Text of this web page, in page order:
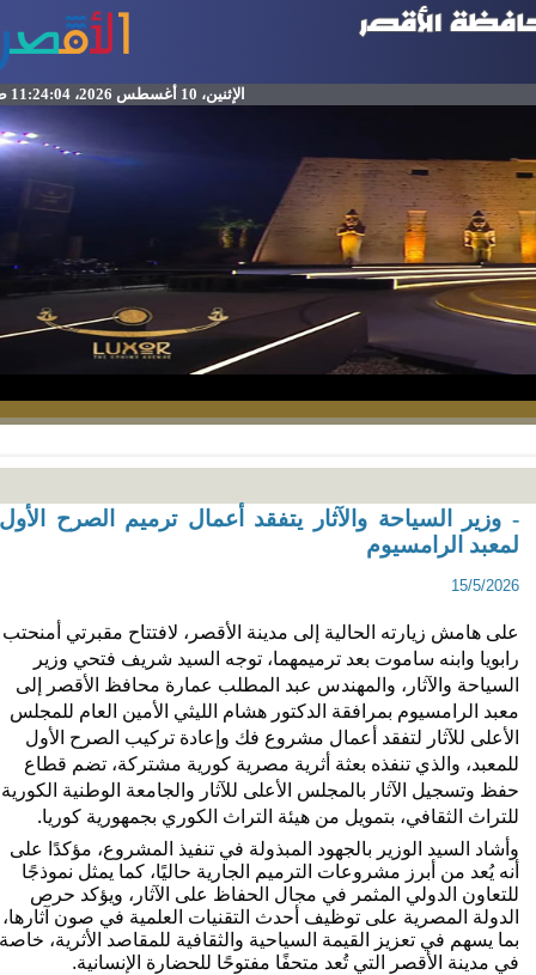
الإثنين، 10 أغسطس 2026، 11:24:04 ص
⁠وزير السياحة والآثار يتفقد أعمال ترميم الصرح الأول
الرامسيوم
15/5/
على هامش زيارته الحالية إلى مدينة الأقصر، لافتتاح مقبرتي أمنحتب
رابويا وابنه ساموت بعد ترميمهما، توجه السيد شريف فتحي وزير
السياحة والآثار، والمهندس عبد المطلب عمارة محافظ الأقصر إلى
معبد الرامسيوم بمرافقة الدكتور هشام الليثي الأمين العام للمجلس
الأعلى للآثار لتفقد أعمال مشروع فك وإعادة تركيب الصرح الأول
للمعبد، والذي تنفذه بعثة أثرية مصرية كورية مشتركة، تضم قطاع
حفظ وتسجيل الآثار بالمجلس الأعلى للآثار والجامعة الوطنية الكورية
الثقافي، بتمويل من هيئة التراث الكوري بجمهورية كوريا.
وأشاد السيد الوزير بالجهود المبذولة في تنفيذ المشروع، مؤكدًا على
أنه يُعد من أبرز مشروعات الترميم الجارية حاليًا، كما يمثل نموذجًا
للتعاون الدولي المثمر في مجال الحفاظ على الآثار، ويؤكد حرص
الدولة المصرية على توظيف أحدث التقنيات العلمية في صون آثارها،
بما يسهم في تعزيز القيمة السياحية والثقافية للمقاصد الأثرية، خاصة
مدينة الأقصر التي تُعد متحفًا مفتوحًا للحضارة الإنسانية.